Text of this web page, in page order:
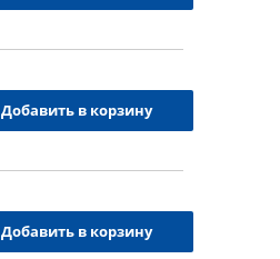
Добавить в корзину
Добавить в корзину